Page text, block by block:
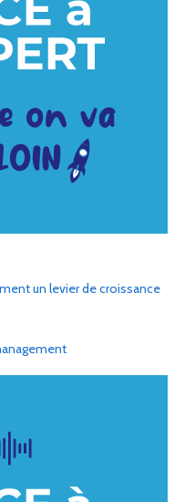
un levier de croissance